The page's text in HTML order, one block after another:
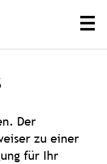
Der
zu einer
für Ihr